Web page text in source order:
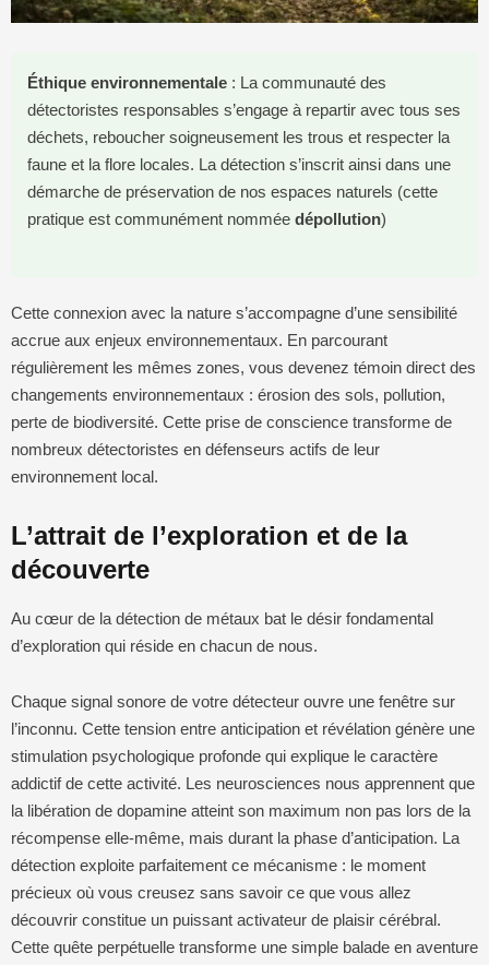
Éthique environnementale : La communauté des
détectoristes responsables s’engage à repartir avec tous ses
déchets, reboucher soigneusement les trous et respecter la
faune et la flore locales. La détection s’inscrit ainsi dans une
démarche de préservation de nos espaces naturels (cette
pratique est communément nommée dépollution)
Cette connexion avec la nature s’accompagne d’une sensibilité
accrue aux enjeux environnementaux. En parcourant
régulièrement les mêmes zones, vous devenez témoin direct des
changements environnementaux : érosion des sols, pollution,
perte de biodiversité. Cette prise de conscience transforme de
nombreux détectoristes en défenseurs actifs de leur
environnement local.
L’attrait de l’exploration et de la
découverte
Au cœur de la détection de métaux bat le désir fondamental
d’exploration qui réside en chacun de nous.
Chaque signal sonore de votre détecteur ouvre une fenêtre sur
l’inconnu. Cette tension entre anticipation et révélation génère une
stimulation psychologique profonde qui explique le caractère
addictif de cette activité. Les neurosciences nous apprennent que
la libération de dopamine atteint son maximum non pas lors de la
récompense elle-même, mais durant la phase d’anticipation. La
détection exploite parfaitement ce mécanisme : le moment
précieux où vous creusez sans savoir ce que vous allez
découvrir constitue un puissant activateur de plaisir cérébral.
Cette quête perpétuelle transforme une simple balade en aventure